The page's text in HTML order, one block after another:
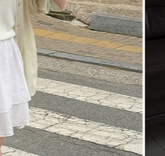
딩 팬츠 스커트나시/속바지
파자마
ETC
세트
백
쥬얼리
액세서리
양말/스타킹
세트